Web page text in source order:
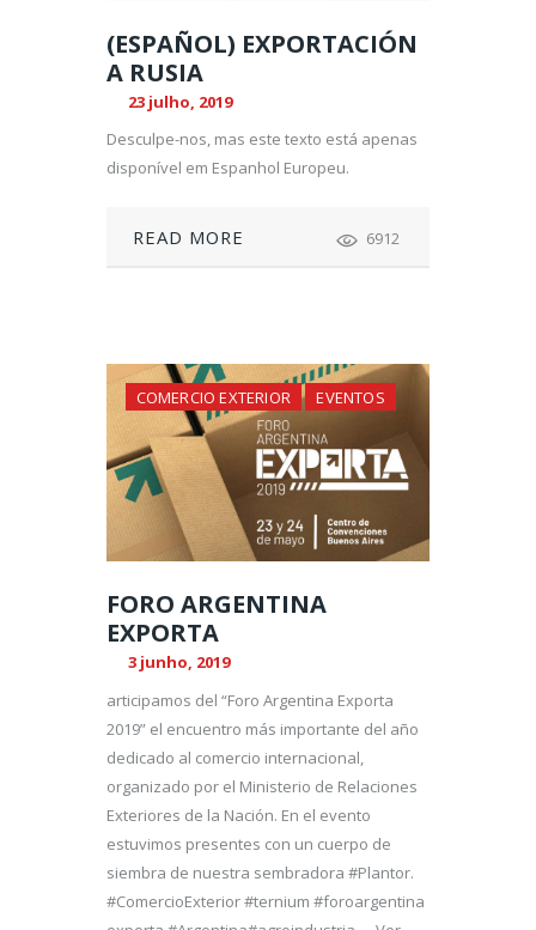
(ESPAÑOL) EXPORTACIÓN
A RUSIA
23 julho, 2019
Desculpe-nos, mas este texto está apenas
disponível em Espanhol Europeu.
READ MORE 6912
COMERCIO EXTERIOR EVENTOS
FORO ARGENTINA
EXPORTA
3 junho, 2019
articipamos del “Foro Argentina Exporta
2019” el encuentro más importante del año
dedicado al comercio internacional,
organizado por el Ministerio de Relaciones
Exteriores de la Nación. En el evento
estuvimos presentes con un cuerpo de
siembra de nuestra sembradora #Plantor.
#ComercioExterior #ternium #foroargentina